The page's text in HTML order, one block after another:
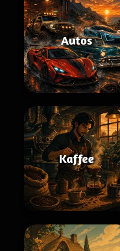
Autos
Kaffee